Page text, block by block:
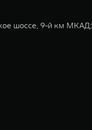
шоссе, 9-й км МКАД;